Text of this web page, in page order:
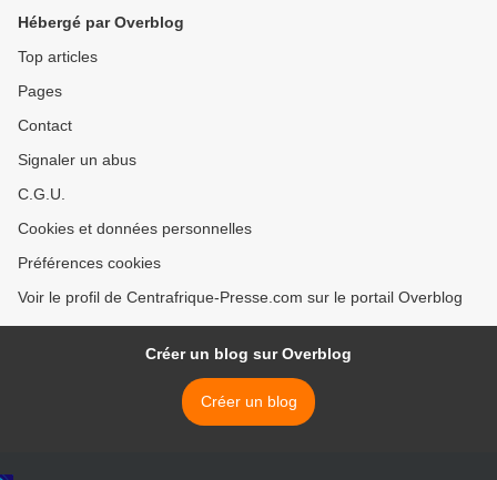
Hébergé par Overblog
Top articles
Pages
Contact
Signaler un abus
C.G.U.
Cookies et données personnelles
Préférences cookies
Voir le profil de Centrafrique-Presse.com sur le portail Overblog
Créer un blog sur Overblog
Créer un blog